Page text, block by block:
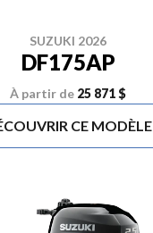
SUZUKI 2026
DF175AP
À partir de 25 871 $
CE MODÈLE